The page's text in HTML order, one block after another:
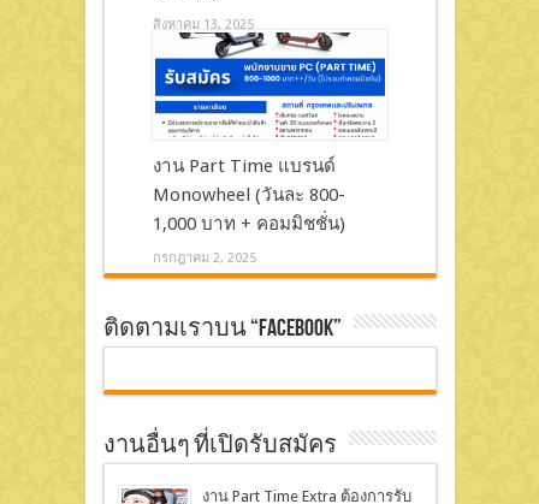
สิงหาคม 13, 2025
งาน Part Time แบรนด์
Monowheel (วันละ 800-
1,000 บาท + คอมมิชชั่น)
กรกฎาคม 2, 2025
ติดตามเราบน “Facebook”
งานอื่นๆ ที่เปิดรับสมัคร
งาน Part Time Extra ต้องการรับ